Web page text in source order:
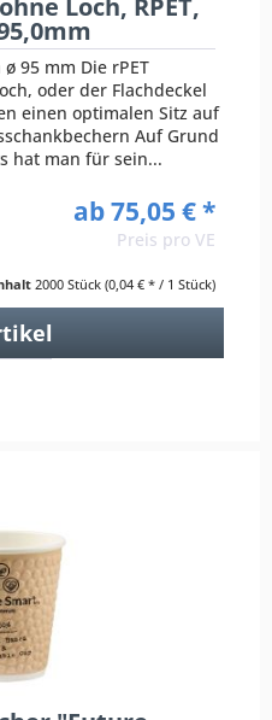
95 mm Die rPET
oder der Flachdeckel
einen optimalen Sitz auf
Auf Grund
hat man für sein...
ab 75,05 € *
Preis pro VE
2000 Stück (0,04 € * / 1 Stück)